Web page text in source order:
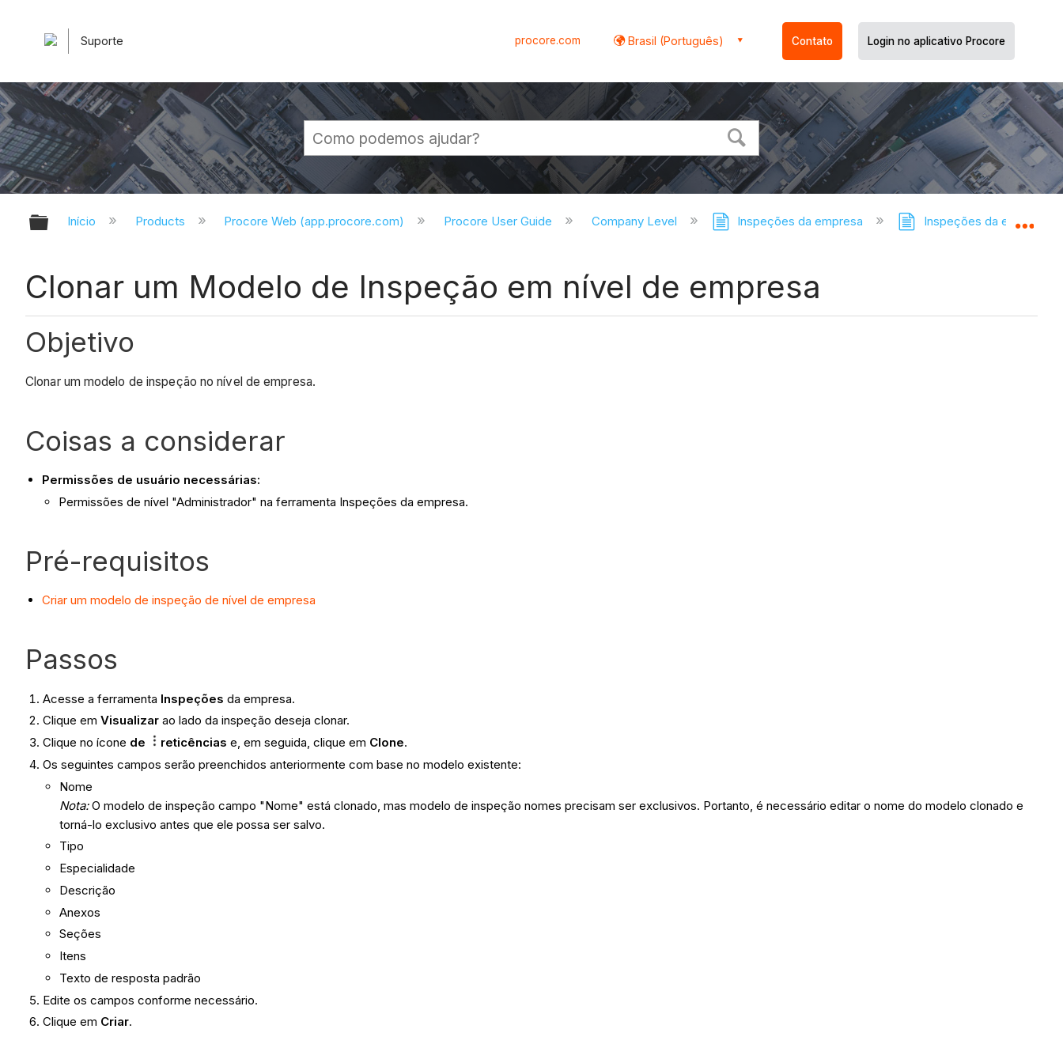
Suporte procore.com Brasil (Português) Contato Login no aplicativo Procore
Expandir/recolher hierarquia global
Início Products Procore Web (app.procore.com) Procore User Guide Company Level Inspeções da empresa Inspeções da empresa:
Clonar um Modelo de Inspeção em nível de empresa
Objetivo
Clonar um modelo de inspeção no nível de empresa.
Coisas a considerar
Permissões de usuário necessárias:
Permissões de nível "Administrador" na ferramenta Inspeções da empresa.
Pré-requisitos
Criar um modelo de inspeção de nível de empresa
Passos
Acesse a ferramenta Inspeções da empresa.
Clique emVisualizar ao lado da inspeção deseja clonar.
Clique no ícone de reticências e, em seguida, clique em Clone.
Os seguintes campos serão preenchidos anteriormente com base no modelo existente:
Nome
Nota:O modelo de inspeção campo "Nome" está clonado, mas modelo de inspeção nomes precisam ser exclusivos. Portanto, é necessário editar o nome do modelo clonado e
torná-lo exclusivo antes que ele possa ser salvo.
Tipo
Especialidade
Descrição
Anexos
Seções
Itens
Texto de resposta padrão
Edite os campos conforme necessário.
Clique em Criar.